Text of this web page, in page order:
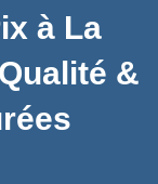
à La
&